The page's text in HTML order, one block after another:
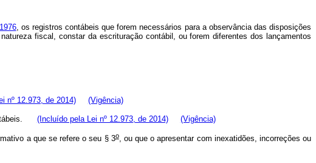
, os registros contábeis que forem necessários para a observância das disposições
fiscal, constar da escrituração contábil, ou forem diferentes dos lançamentos
nº 12.973, de 2014) (Vigência)
(Incluído pela Lei nº 12.973, de 2014) (Vigência)
a que se refere o seu § 3o, ou que o apresentar com inexatidões, incorreções ou